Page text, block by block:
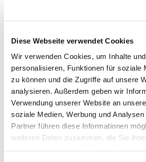
Diese Webseite verwendet Cookies
Wir verwenden Cookies, um Inhalte
personalisieren, Funktionen für soziale
zu können und die Zugriffe auf unsere
analysieren. Außerdem geben wir
Verwendung unserer Website an
soziale Medien, Werbung und
Partner führen diese Informationen
weiteren Daten zusammen, die Sie
RZS
RZKm
RZÖko
Gesundheit
88 100
RZGesund
RZEuterfit